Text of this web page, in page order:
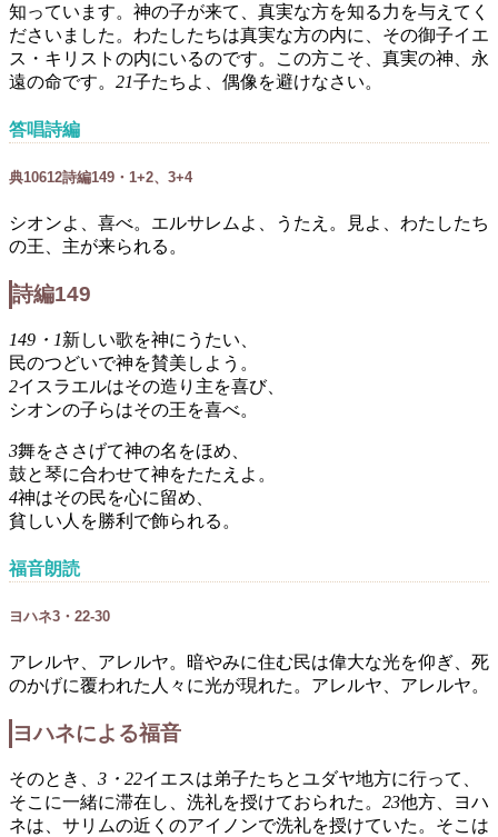
知っています。神の子が来て、真実な方を知る力を与えてく
ださいました。わたしたちは真実な方の内に、その御子イエ
ス・キリストの内にいるのです。この方こそ、真実の神、永
遠の命です。 21子たちよ、偶像を避けなさい。
答唱詩編
典10612詩編149・1+2、3+4
シオンよ、喜べ。エルサレムよ、うたえ。見よ、わたしたち
の王、主が来られる。
詩編149
149・1新しい歌を神にうたい、
民のつどいで神を賛美しよう。
2イスラエルはその造り主を喜び、
シオンの子らはその王を喜べ。
3舞をささげて神の名をほめ、
鼓と琴に合わせて神をたたえよ。
4神はその民を心に留め、
貧しい人を勝利で飾られる。
福音朗読
ヨハネ3・22-30
アレルヤ、アレルヤ。暗やみに住む民は偉大な光を仰ぎ、死
のかげに覆われた人々に光が現れた。アレルヤ、アレルヤ。
ヨハネによる福音
そのとき、 3・22イエスは弟子たちとユダヤ地方に行って、
そこに一緒に滞在し、洗礼を授けておられた。 23他方、ヨハ
ネは、サリムの近くのアイノンで洗礼を授けていた。そこは